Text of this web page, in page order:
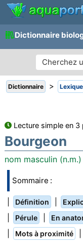
Dictionnaire
Dictionnaire >
Lecture simple en 3
Bourgeon
nom masculin (n.m.)
Sommaire :
Définition
Pérule En
Mots à proximité